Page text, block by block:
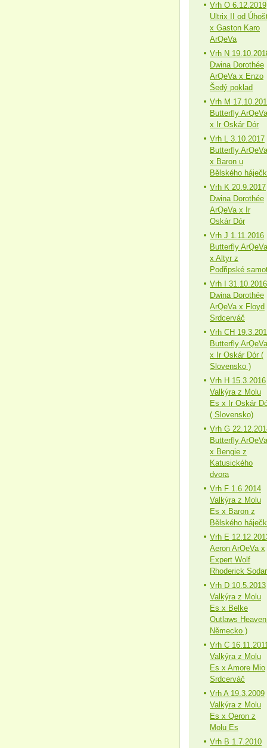
Vrh O 6.12.2019
Ultrix II od
x Gaston Karo
ArQeVa
Vrh N
Dwina Dorothée
ArQeVa x Enzo
Šedý poklad
Vrh M
Butterfly ArQeVa
x Ir Oskár Dór
Vrh L 3.10.2017
Butterfly ArQeVa
x Baron u
Bělského
Vrh K 20.9.2017
Dwina Dorothée
ArQeVa x Ir
Oskár Dór
Vrh J 1.11.2016
Butterfly ArQeVa
x Altyr z
Podřipské
Vrh I 31.10.2016
Dwina Dorothée
ArQeVa x Floyd
Srdcerváč
Vrh CH
Butterfly ArQeVa
x Ir Oskár Dór (
Slovensko )
Vrh H 15.3.2016
Valkýra z Molu
Es x Ir Oskár
( Slovensko)
Vrh G
Butterfly ArQeVa
x Bengie z
Katusického
dvora
Vrh F 1.6.2014
Valkýra z Molu
Es x Baron z
Bělského
Vrh E
Aeron ArQeVa x
Expert Wolf
Rhoderick Sodar
Vrh D 10.5.2013
Valkýra z Molu
Es x Belke
Outlaws
Německo )
Vrh C
Valkýra z Molu
Es x Amore Mio
Srdcerváč
Vrh A 19.3.2009
Valkýra z Molu
Es x Qeron z
Molu Es
Vrh B 1.7.2010